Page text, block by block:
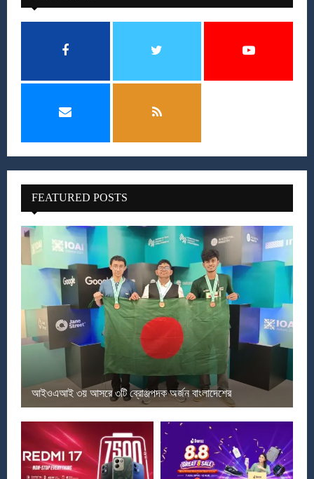
FEATURED POSTS
আইওএআই ৩য় আসরে ৩টি ব্রোঞ্জপদক অর্জন বাংলাদেশের